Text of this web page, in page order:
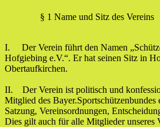
§ 1 Name und Sitz des Vereins
I. Der Verein führt den Namen
Hofgiebing e.V.“. Er hat seinen Sitz in
Obertaufkirchen.
II. Der Verein ist politisch und
Mitglied des Bayer.Sportschützenbundes
Satzung, Vereinsordnungen,
Dies gilt auch für alle Mitglieder unseres